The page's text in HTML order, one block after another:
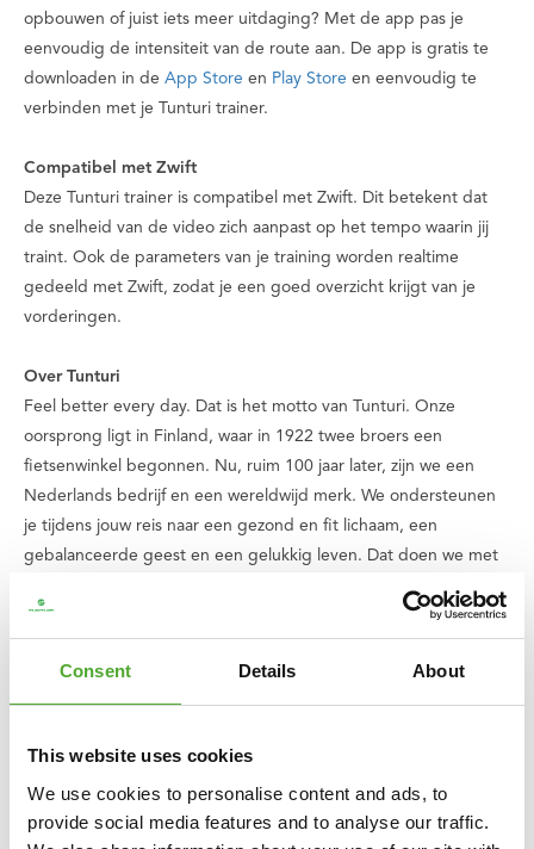
Consent Details About
This website uses cookies
We use cookies to personalise content and ads, to
provide social media features and to analyse our traffic.
opbouwen of juist iets meer uitdaging? Met de app pas je
eenvoudig de intensiteit van de route aan. De app is gratis te
downloaden in de App Store en Play Store en eenvoudig te
verbinden met je Tunturi trainer.
Compatibel met Zwift
Deze Tunturi trainer is compatibel met Zwift. Dit betekent dat
de snelheid van de video zich aanpast op het tempo waarin jij
traint. Ook de parameters van je training worden realtime
gedeeld met Zwift, zodat je een goed overzicht krijgt van je
vorderingen.
Over Tunturi
Feel better every day. Dat is het motto van Tunturi. Onze
oorsprong ligt in Finland, waar in 1922 twee broers een
fietsenwinkel begonnen. Nu, ruim 100 jaar later, zijn we een
Nederlands bedrijf en een wereldwijd merk. We ondersteunen
je tijdens jouw reis naar een gezond en fit lichaam, een
gebalanceerde geest en een gelukkig leven. Dat doen we met
accessoires en ondersteunende apps. Een assortiment dat
uitstekende garantie. Kom je ergens niet uit of heb je vragen?
Dan staat ons serviceteam voor je klaar.
Wij vinden dat iedereen recht heeft op lekker en gezond
sporten, ook kinderen. Daarom doneren wij van iedere aankoop
die jij doet een bedrag aanstichting Fitkids. Zo zorgen we er